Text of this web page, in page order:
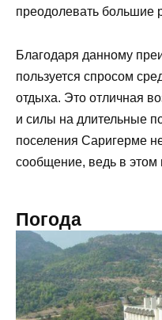
преодолевать большие
Благодаря данному
пользуется спросом
отдыха. Это отличная
и силы на длительные
поселения Саригерме
сообщение, ведь в этом
Погода